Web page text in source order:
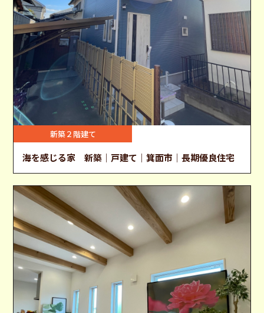
新築２階建て
海を感じる家 新築｜戸建て｜箕面市｜長期優良住宅